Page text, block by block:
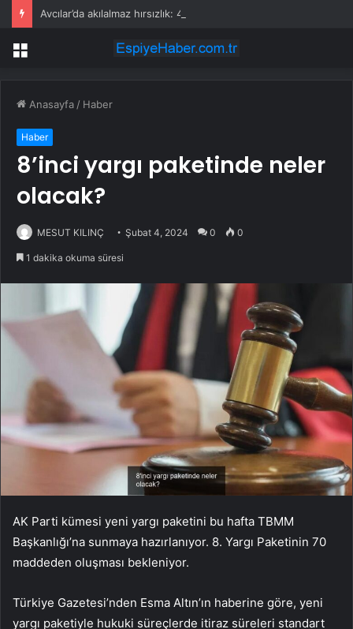
Menü
Anasayfa / Haber
Haber
8’inci yargı paketinde neler
olacak?
MESUT KILINÇ Şubat 4, 2024 0 0
1 dakika okuma süresi
AK Parti kümesi yeni yargı paketini bu hafta TBMM
Başkanlığı’na sunmaya hazırlanıyor. 8. Yargı Paketinin 70
maddeden oluşması bekleniyor.
Türkiye Gazetesi’nden Esma Altın’ın haberine göre, yeni
yargı paketiyle hukuki süreçlerde itiraz süreleri standart